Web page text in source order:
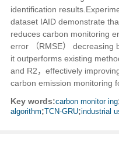
identification
dataset IAID demonstrate
reduces carbon monitoring
error （RMSE） decreasing
it outperforms existing
and R2，effectively
carbon emission monitoring
Key words:carbon monitor ing
algorithm;TCN-GRU;industrial